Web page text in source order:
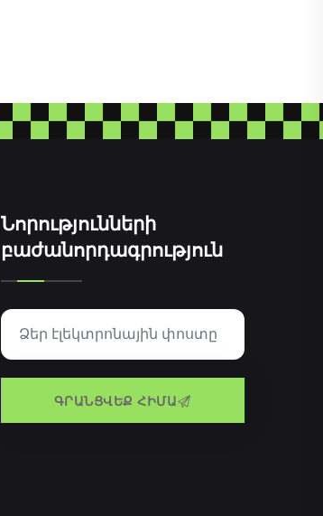
Նորությունների
բաժանորդագրություն
ԳՐԱՆՑՎԵՔ ՀԻՄԱ